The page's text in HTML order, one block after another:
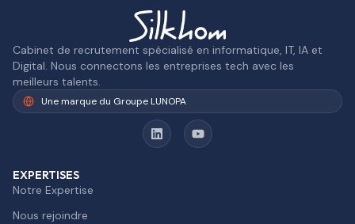
Cabinet de recrutement spécialisé en informatique, IT, IA et
Digital. Nous connectons les entreprises tech avec les
meilleurs talents.
Une marque du Groupe LUNOPA
EXPERTISES
Notre Expertise
Nous rejoindre